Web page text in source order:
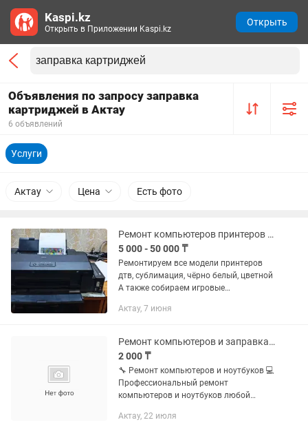
Объявления по запросу заправка
картриджей в Актау
6 объявлений
Услуги
Актау Цена Есть фото
Ремонт компьютеров принтеров ноутбуков и заправка картриджей
5 000 - 50 000 ₸
Ремонтируем все модели принтеров
дтв, сублимация, чёрно белый, цветной
А также собираем игровые
или учебные заведения на выгодной
обслуживание...
Актау, 7 июня
Ремонт компьютеров и заправка картриджей
2 000 ₸
🔧 Ремонт компьютеров и ноутбуков 💻
Профессиональный ремонт
компьютеров и ноутбуков любой
работы! За годы работы успешно
Актау, 22 июля
Kaspi.kz
Открыть в Приложении Kaspi.kz
Открыть